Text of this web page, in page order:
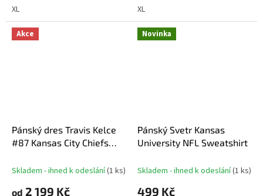
XL XL
Akce
Pánský dres Travis Kelce
#87 Kansas City Chiefs
Jersey
Skladem - ihned k odeslání(1 ks)
od 2 199 Kč
Novinka
Pánský Svetr Kansas
University NFL Sweatshirt
Skladem - ihned k odeslání(1 ks)
499 Kč